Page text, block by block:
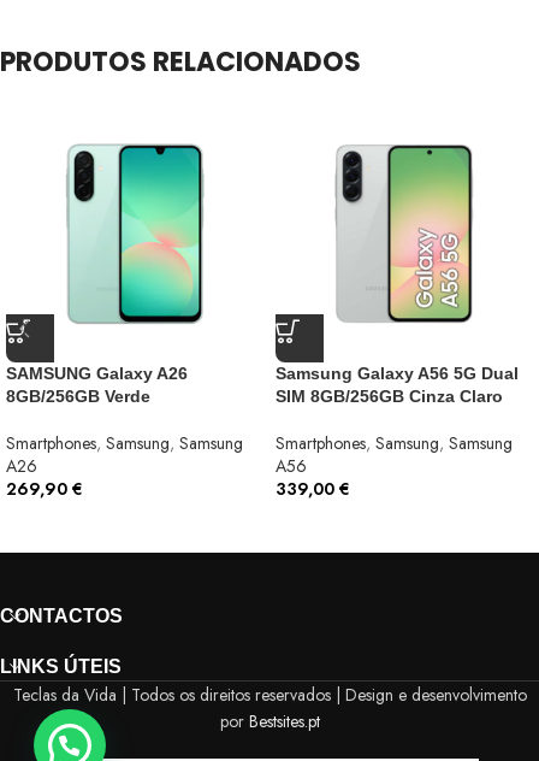
PRODUTOS RELACIONADOS
SAMSUNG Galaxy A26
8GB/256GB Verde
Smartphones, Samsung, Samsung
A26
269,90 €
Samsung Galaxy A56 5G Dual
SIM 8GB/256GB Cinza Claro
Smartphones, Samsung, Samsung
A56
339,00 €
CONTACTOS
LINKS ÚTEIS
Teclas da Vida | Todos os direitos reservados | Design e desenvolvimento
por Bestsites.pt